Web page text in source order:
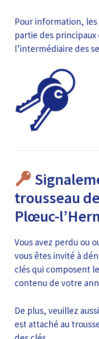
Pour information,
partie des principaux
l’intermédiaire des
trousseau
Plœuc-
Vous avez perdu ou
vous êtes invité à
clés qui composent
contenu de votre
De plus, veuillez
est attaché au